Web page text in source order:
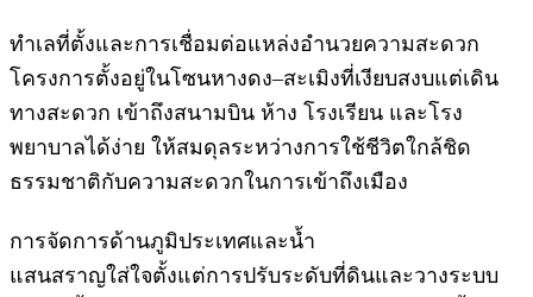
ทำเลที่ตั้งและการเชื่อมต่อแหล่งอำนวยความสะดวก
โครงการตั้งอยู่ในโซนหางดง–สะเมิงที่เงียบสงบแต่เดิน
ทางสะดวก เข้าถึงสนามบิน ห้าง โรงเรียน และโรง
พยาบาลได้ง่าย ให้สมดุลระหว่างการใช้ชีวิตใกล้ชิด
ธรรมชาติกับความสะดวกในการเข้าถึงเมือง
การจัดการด้านภูมิประเทศและน้ำ
แสนสราญใส่ใจตั้งแต่การปรับระดับที่ดินและวางระบบ